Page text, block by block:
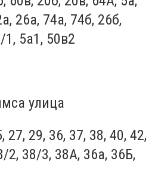
26а, 74а, 74б, 26б,
1, 5а1, 50в2
улица
27, 29, 36, 37, 38, 40, 42,
2, 38/3, 38А, 36а, 36Б,